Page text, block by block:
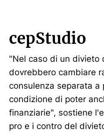
cepStudio
"Nel caso di un divieto
dovrebbero cambiare
consulenza separata
condizione di poter
finanziarie", sostiene
pro e i contro del